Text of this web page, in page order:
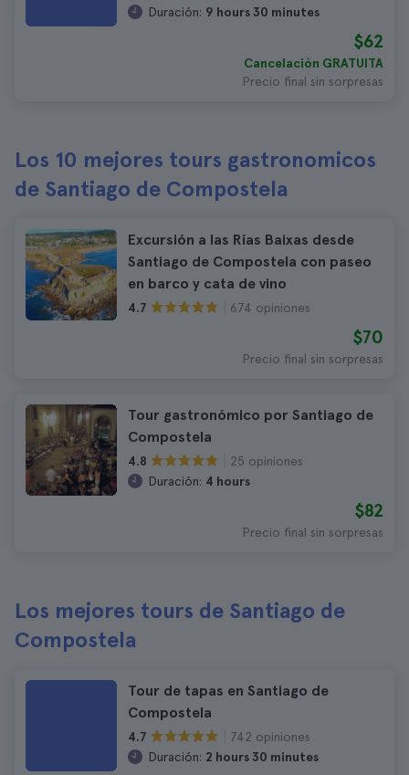
Duración: 9 hours 30 minutes
$62
Cancelación GRATUITA
Precio final sin sorpresas
Los 10 mejores tours gastronomicos
de Santiago de Compostela
Excursión a las Rías Baixas desde
Santiago de Compostela con paseo
en barco y cata de vino
4.7 674 opiniones
$70
Precio final sin sorpresas
Tour gastronómico por Santiago de
Compostela
4.8
25 opiniones
Duración: 4 hours
$82
Precio final sin sorpresas
Los mejores tours de Santiago de
Compostela
Tour de tapas en Santiago de
Compostela
4.7
742 opiniones
Duración: 2 hours 30 minutes